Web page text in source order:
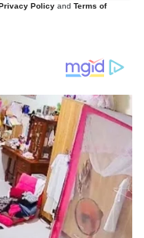
Policy and Terms of